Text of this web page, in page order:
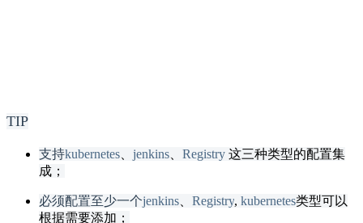
TIP
支持kubernetes jenkins Registry 这三种类型的配置集
成；
必须配置至少一个jenkins Registry, kubernetes类型可以
根据需要添加；